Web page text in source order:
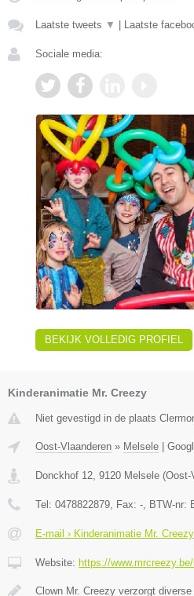
Laatste tweets ▼ Laatste
Sociale media:
BEKIJK VOLLEDIG PROFIEL
Kinderanimatie Mr. Creezy
Niet gevestigd in de plaats
Oost-Vlaanderen » Melsele
Donckhof 12, 9120 Melsele (Oost-
Tel: 0478822879, Fax: -, BTW-nr:
E-mail › Kinderanimatie Mr. Creezy
Website: https://
Clown Mr. Creezy verzorgt